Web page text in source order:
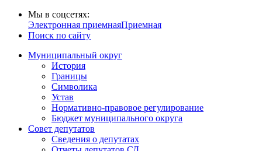
Мы в соцсетях:
Электронная приемнаяПриемная
Поиск по сайту
Муниципальный округ
История
Границы
Символика
Устав
Нормативно-правовое регулирование
Бюджет муниципального округа
Совет депутатов
Сведения о депутатах